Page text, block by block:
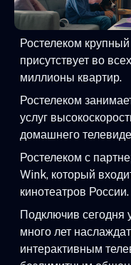
Ростелеком
присутствует во
миллионы квартир.
Ростелеком
услуг
домашнего
Ростелеком с
Wink, который
кинотеатров России.
Подключив сегодня
много лет
интерактивным